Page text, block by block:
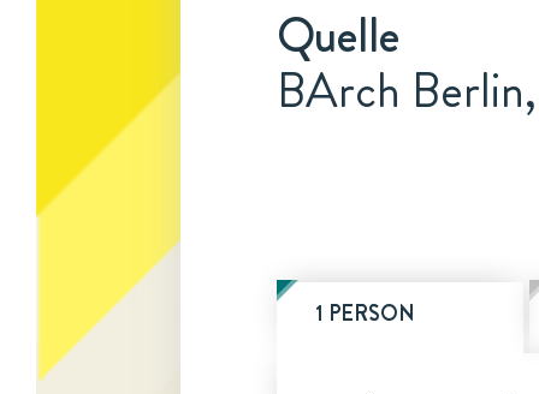
Quelle
BArch
1 PERSON